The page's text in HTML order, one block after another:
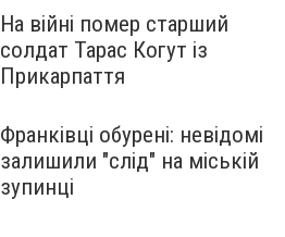
На війні помер старший
солдат Тарас Когут із
Прикарпаття
Франківці обурені: невідомі
залишили "слід" на міській
зупинці